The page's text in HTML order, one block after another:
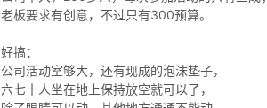
老板要求有创意，不过只有300预算。
好搞：
公司活动室够大，还有现成的泡沫垫子，
六七十人坐在地上保持放空就可以了，